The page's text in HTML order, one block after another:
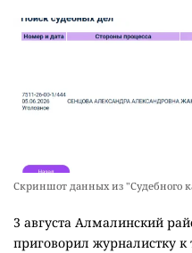
Скриншот данных из "Судебного
3 августа Алмалинский
приговорил журналистку